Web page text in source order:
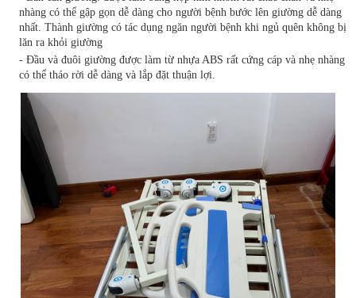
nhàng có thể gập gọn dễ dàng cho người bệnh bước lên giường dễ dàng
nhất. Thành giường có tác dụng ngăn người bệnh khi ngủ quên không bị
lăn ra khỏi giường
- Đầu và đuôi giường được làm từ nhựa ABS rất cứng cáp và nhẹ nhàng
có thể tháo rời dễ dàng và lắp đặt thuận lợi.